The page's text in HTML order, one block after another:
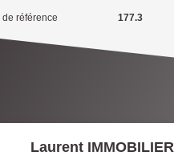
de référence 177.3
Laurent IMMOBILIER